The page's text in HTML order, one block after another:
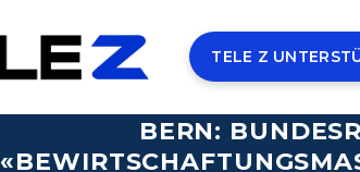
TELE Z
BERN: